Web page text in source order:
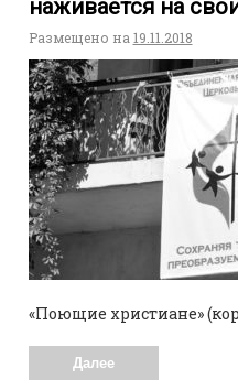
наживается на
Размещено на 19.11.2018
«Поющие христиане»
Далее